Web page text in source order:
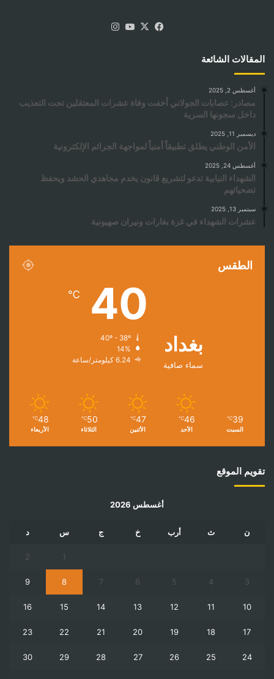
فيسبوك
‫X
‫YouTube
المقالات الشائعة
أغسطس 2, 2025
مصادر: عصابات الجولاني أخفت وفاة عشرات المعتقلين تحت التعذيب
داخل سجونها السرية
ديسمبر 11, 2025
الأمن الوطني يطلق تطبيقاً أمنياً لمواجهة الجرائم الإلكترونية
أغسطس 24, 2025
الشهداء النيابية تدعو لتشريع قانون يخدم مجاهدي الحشد ويحفظ
تضحياتهم
سبتمبر 13, 2025
عشرات الشهداء في غزة بغارات ونيران صهيونية
الطقس
بغداد
سماء صافية
40
℃
14%
6.24 كيلومتر/ساعة
39
℃
السبت
46
℃
الأحد
47
℃
الأثنين
50
℃
الثلاثاء
48
℃
الأربعاء
تقويم الموقع
أغسطس 2026
ن ث أرب خ ج س د
1
2
3
4
5
6
7
8
9
10
11
12
13
14
15
16
17
18
19
20
21
22
23
24
25
26
27
28
29
30